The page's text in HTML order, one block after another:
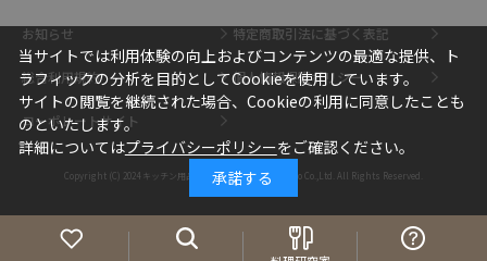
お知らせ 特定商取引法に基づく表記
総合利用規約 個人情報保護ポリシー
コーポレートサイト
Copyright (C) 2024 キッチン用品・調理用品の通販はIkesho Co.,Ltd. All Rights Reserved.
当サイトでは利用体験の向上およびコンテンツの最適な提供、ト
ラフィックの分析を目的としてCookieを使用しています。
サイトの閲覧を継続された場合、Cookieの利用に同意したことも
のといたします。
詳細についてはプライバシーポリシーをご確認ください。
承諾する